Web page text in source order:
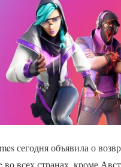
сегодня объявила о
всех странах, кроме